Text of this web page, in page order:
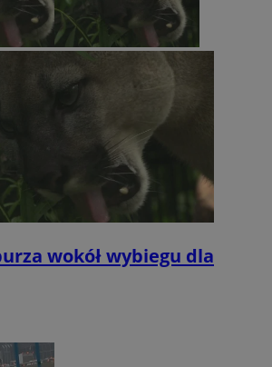
wokół wybiegu dla